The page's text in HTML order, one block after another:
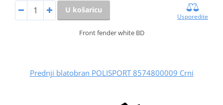
U košaricu
Usporedite
Front fender white BD
Prednji blatobran POLISPORT 8574800009 Crni